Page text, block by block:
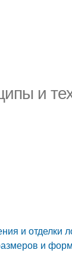
и
и отделки
и